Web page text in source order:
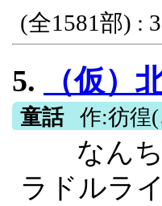
ジャンルフリ
(全1581部) :
5. （仮）
童話 作:彷徨
なんち
ラドルラ